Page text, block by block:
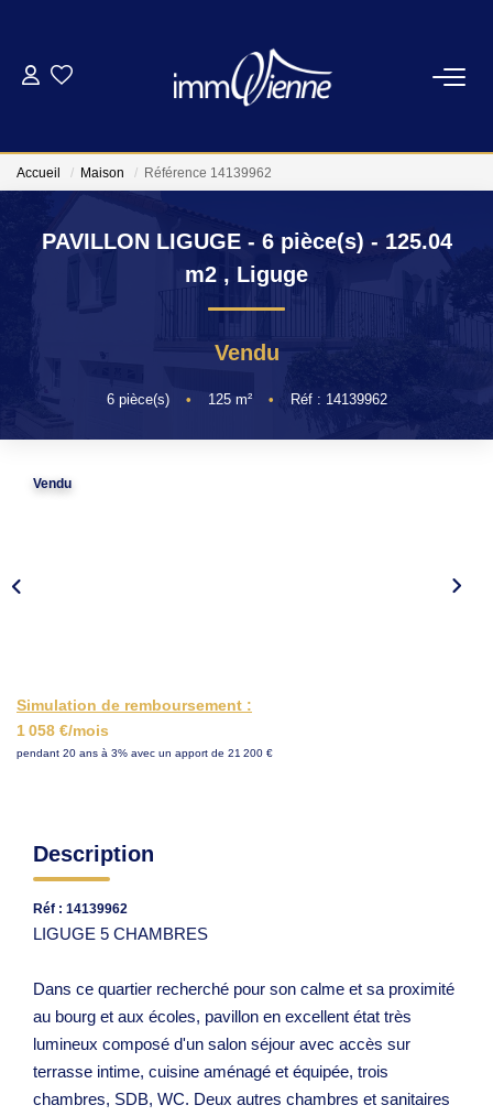
ACHETER
LOUER
FAIRE GÉRER
L'AGENCE
CONTACT
Accueil Maison Référence 14139962
PAVILLON LIGUGE - 6 pièce(s) - 125.04
m2 , Liguge
Vendu
6pièce(s) • 125m² • Réf : 14139962
Vendu
Simulation de remboursement :
1 058 €/mois
pendant 20 ans à 3% avec un apport de 21 200 €
Description
Réf : 14139962
LIGUGE 5 CHAMBRES
Dans ce quartier recherché pour son calme et sa proximité
au bourg et aux écoles, pavillon en excellent état très
lumineux composé d'un salon séjour avec accès sur
terrasse intime, cuisine aménagé et équipée, trois
chambres, SDB, WC. Deux autres chambres et sanitaires